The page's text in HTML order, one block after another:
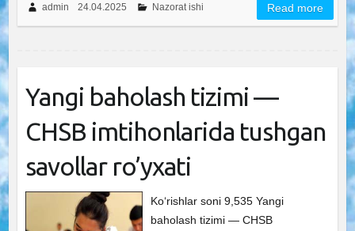
admin 24.04.2025 Nazorat ishi Read more
Yangi baholash tizimi —
CHSB imtihonlarida tushgan
savollar ro’yxati
Ko‘rishlar soni 9,535 Yangi
baholash tizimi — CHSB